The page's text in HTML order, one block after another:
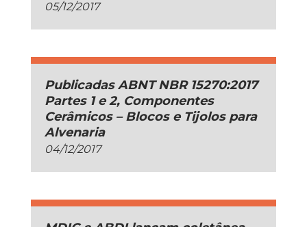
05/12/2017
Publicadas ABNT NBR 15270:2017
Partes 1 e 2, Componentes
Cerâmicos – Blocos e Tijolos para
Alvenaria
04/12/2017